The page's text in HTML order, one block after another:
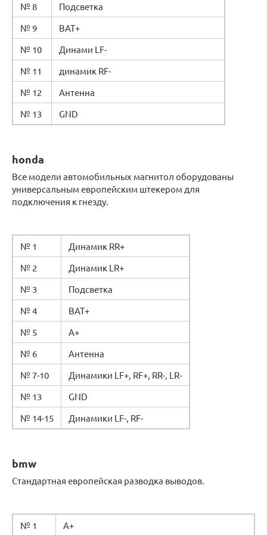
№ 8
Подсветка
№ 9
BAT+
№ 10
Динами LF-
№ 11
динамик RF-
№ 12
Антенна
№ 13
GND
honda
Все модели автомобильных магнитол оборудованы
универсальным европейским штекером для
подключения к гнезду.
№ 1
Динамик RR+
№ 2
Динамик LR+
№ 3
Подсветка
№ 4
BAT+
№ 5
A+
№ 6
Антенна
№ 7-10
Динамики LF+, RF+, RR-, LR-
№ 13
GND
№ 14-15
Динамики LF-, RF-
bmw
Стандартная европейская разводка выводов.
№ 1 А+